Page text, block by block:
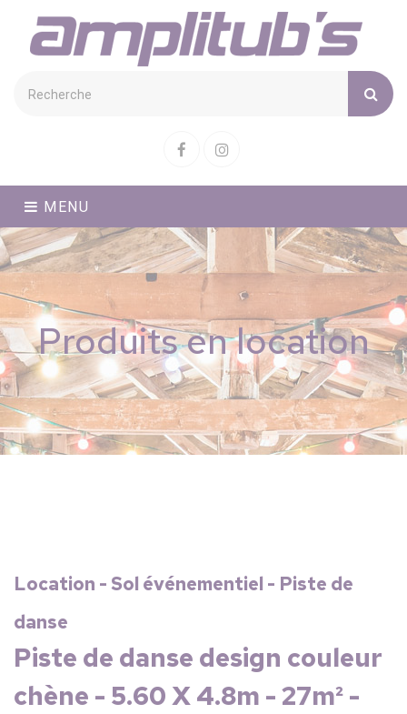
FacebookInstagram
MENU
Produits en location
Location - Sol événementiel - Piste de
danse
Piste de danse design couleur
chène - 5.60 X 4.8m - 27m² -
Cookies management panel